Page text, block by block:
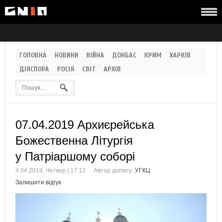
ГОЛОВНА НОВИНИ ВІЙНА ДОНБАС КРИМ
ХАРКІВ
ДІЯСПОРА
РОСІЯ СВІТ АРХІВ
07.04.2019 Архиєрейська
Божественна Літургія
у Патріаршому соборі
4.04.2019, Четвер | 17:12 Автор допису: УГКЦ
Залишити відгук